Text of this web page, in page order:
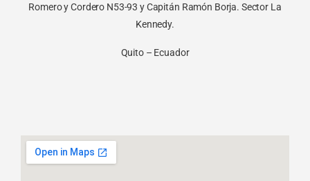
Romero y Cordero N53-93 y Capitán Ramón Borja. Sector La
Kennedy.
Quito – Ecuador